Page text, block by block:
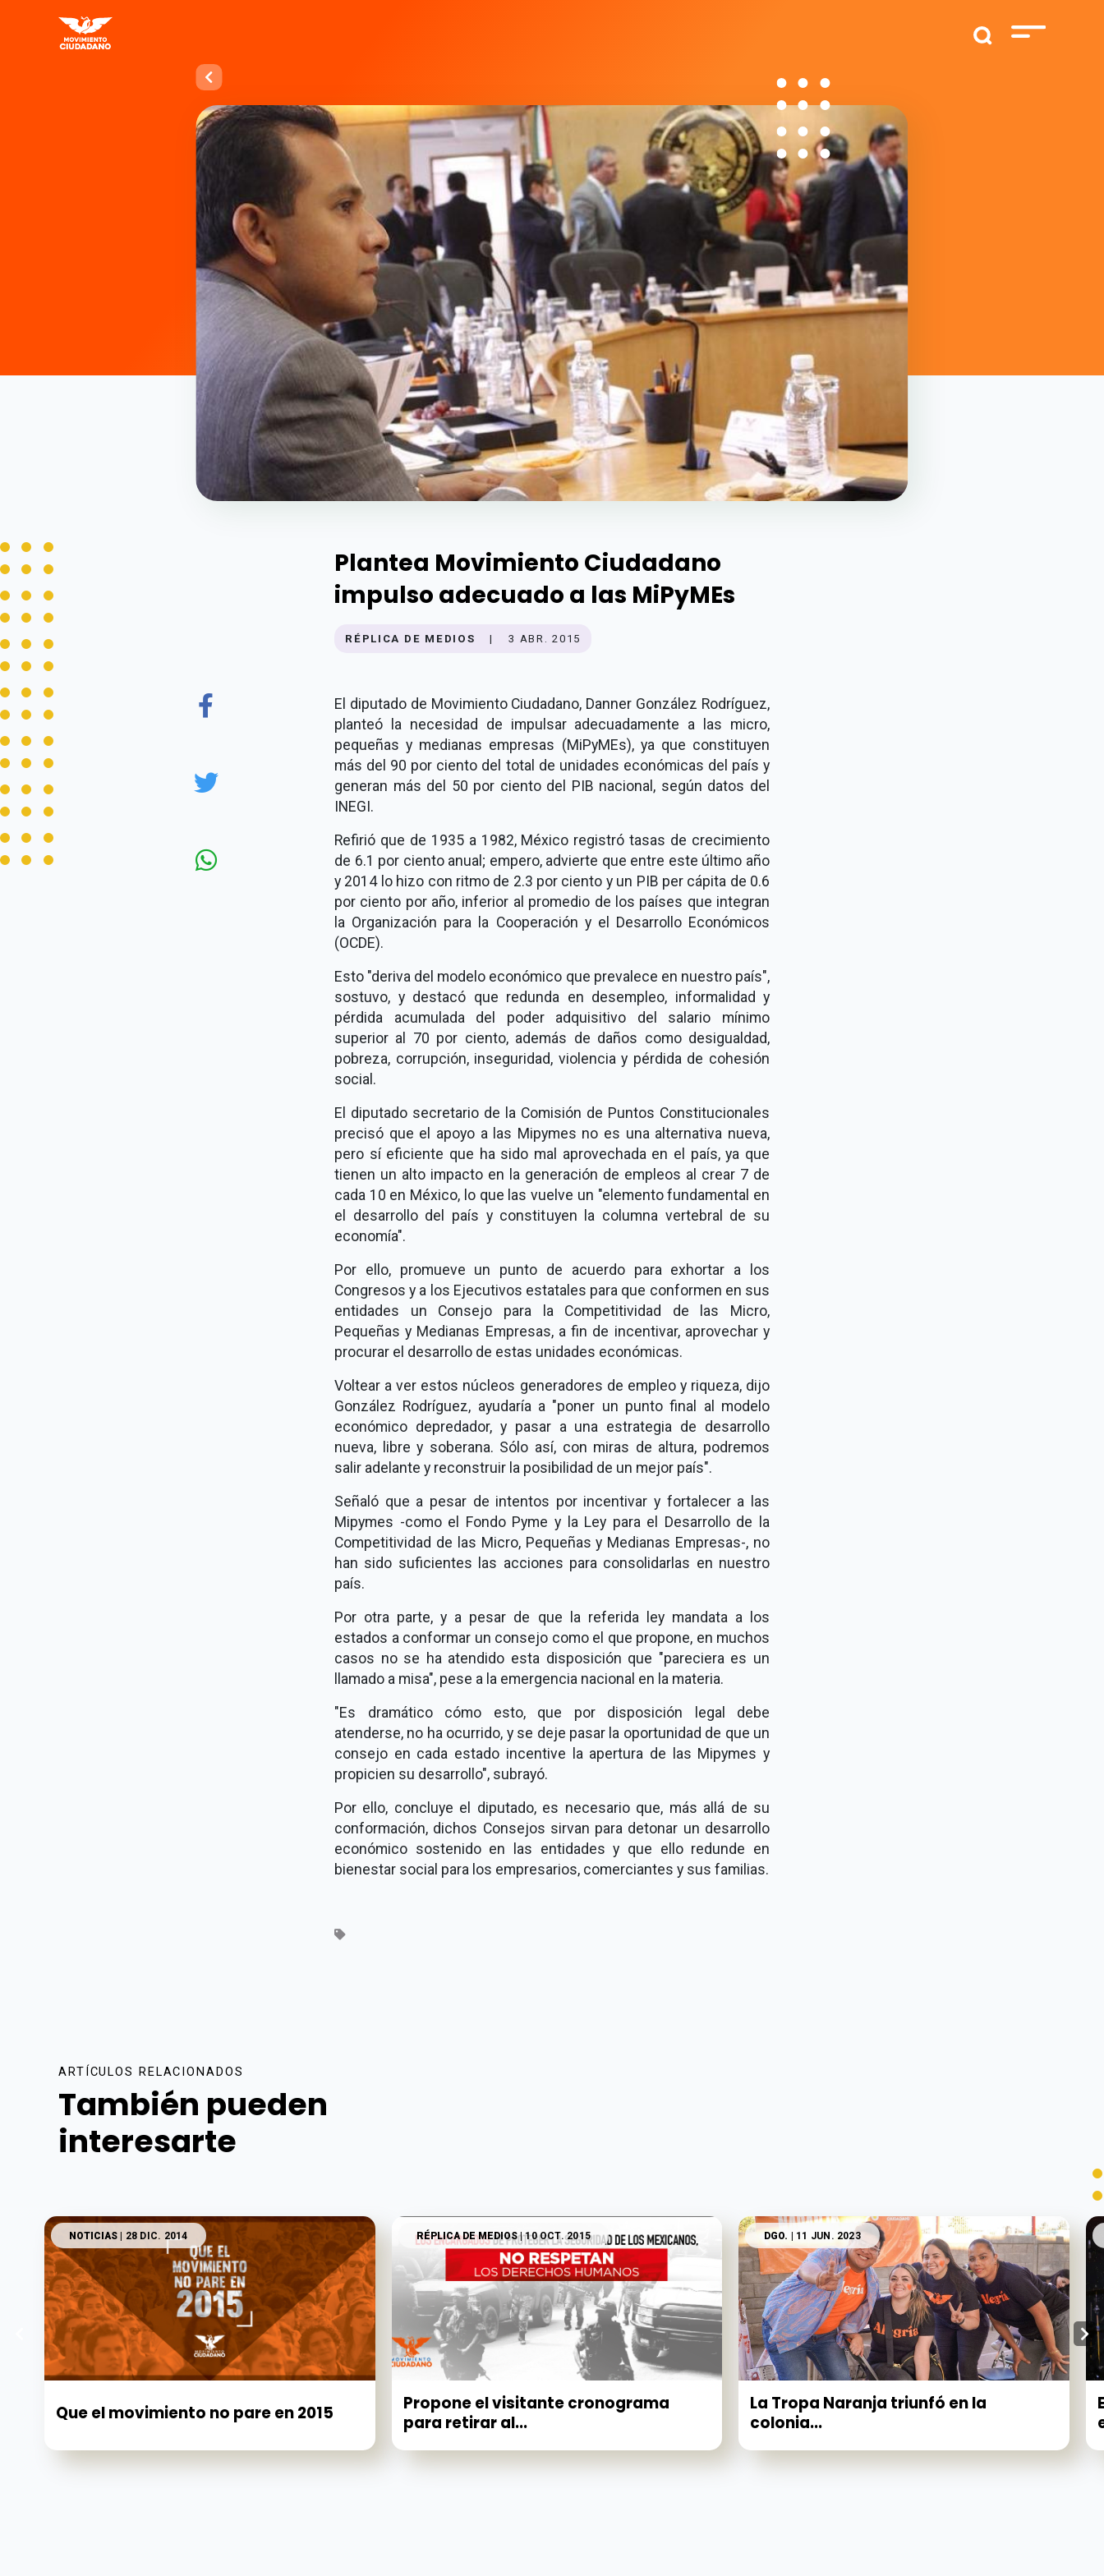
Plantea Movimiento Ciudadano
impulso adecuado a las MiPyMEs
RÉPLICA DE MEDIOS | 3 ABR. 2015
El diputado de Movimiento Ciudadano, Danner González Rodríguez,
planteó la necesidad de impulsar adecuadamente a las micro,
pequeñas y medianas empresas (MiPyMEs), ya que constituyen
más del 90 por ciento del total de unidades económicas del país y
generan más del 50 por ciento del PIB nacional, según datos del
INEGI.
Refirió que de 1935 a 1982, México registró tasas de crecimiento
de 6.1 por ciento anual; empero, advierte que entre este último año
y 2014 lo hizo con ritmo de 2.3 por ciento y un PIB per cápita de 0.6
por ciento por año, inferior al promedio de los países que integran
la Organización para la Cooperación y el Desarrollo Económicos
(OCDE).
Esto "deriva del modelo económico que prevalece en nuestro país",
sostuvo, y destacó que redunda en desempleo, informalidad y
pérdida acumulada del poder adquisitivo del salario mínimo
superior al 70 por ciento, además de daños como desigualdad,
pobreza, corrupción, inseguridad, violencia y pérdida de cohesión
social.
El diputado secretario de la Comisión de Puntos Constitucionales
precisó que el apoyo a las Mipymes no es una alternativa nueva,
pero sí eficiente que ha sido mal aprovechada en el país, ya que
tienen un alto impacto en la generación de empleos al crear 7 de
cada 10 en México, lo que las vuelve un "elemento fundamental en
el desarrollo del país y constituyen la columna vertebral de su
economía".
Por ello, promueve un punto de acuerdo para exhortar a los
Congresos y a los Ejecutivos estatales para que conformen en sus
entidades un Consejo para la Competitividad de las Micro,
Pequeñas y Medianas Empresas, a fin de incentivar, aprovechar y
procurar el desarrollo de estas unidades económicas.
Voltear a ver estos núcleos generadores de empleo y riqueza, dijo
González Rodríguez, ayudaría a "poner un punto final al modelo
económico depredador, y pasar a una estrategia de desarrollo
nueva, libre y soberana. Sólo así, con miras de altura, podremos
salir adelante y reconstruir la posibilidad de un mejor país".
Señaló que a pesar de intentos por incentivar y fortalecer a las
Mipymes -como el Fondo Pyme y la Ley para el Desarrollo de la
Competitividad de las Micro, Pequeñas y Medianas Empresas-, no
han sido suficientes las acciones para consolidarlas en nuestro
país.
Por otra parte, y a pesar de que la referida ley mandata a los
estados a conformar un consejo como el que propone, en muchos
casos no se ha atendido esta disposición que "pareciera es un
llamado a misa", pese a la emergencia nacional en la materia.
"Es dramático cómo esto, que por disposición legal debe
atenderse, no ha ocurrido, y se deje pasar la oportunidad de que un
consejo en cada estado incentive la apertura de las Mipymes y
propicien su desarrollo", subrayó.
Por ello, concluye el diputado, es necesario que, más allá de su
conformación, dichos Consejos sirvan para detonar un desarrollo
económico sostenido en las entidades y que ello redunde en
bienestar social para los empresarios, comerciantes y sus familias.
ARTÍCULOS RELACIONADOS
También pueden
interesarte
NOTICIAS | 28 DIC. 2014
Que el movimiento no pare en 2015
RÉPLICA DE MEDIOS| 10 OCT. 2015
Propone el visitante cronograma
para retirar al...
DGO. | 11 JUN. 2023
La Tropa Naranja triunfó en la
colonia...